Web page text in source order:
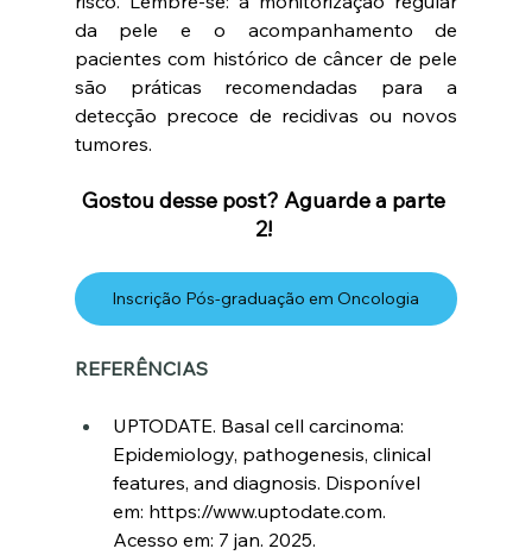
da pele e o acompanhamento de
pacientes com histórico de câncer de pele
são práticas recomendadas para a
detecção precoce de recidivas ou novos
tumores.
Gostou desse post? Aguarde a parte
2!
Inscrição Pós-graduação em Oncologia
REFERÊNCIAS
UPTODATE. Basal cell carcinoma:
Epidemiology, pathogenesis, clinical
features, and diagnosis. Disponível
em: https://www.uptodate.com.
Acesso em: 7 jan. 2025.